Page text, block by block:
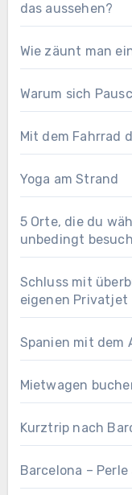
das aussehen?
Wie zäunt man
Warum sich
Mit dem Fahrrad
Yoga am Strand
5 Orte, die du
unbedingt
Schluss mit
eigenen Privatjet
Spanien mit dem
Mietwagen
Kurztrip nach
Barcelona –